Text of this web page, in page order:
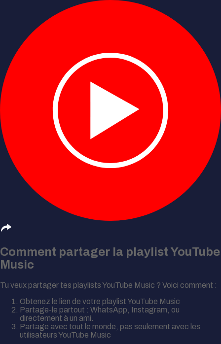
Comment partager la playlist YouTube
Music
Tu veux partager tes playlists YouTube Music ? Voici comment :
Obtenez le lien de votre playlist YouTube Music
Partage-le partout : WhatsApp, Instagram, ou
directement à un ami.
Partage avec tout le monde, pas seulement avec les
utilisateurs YouTube Music